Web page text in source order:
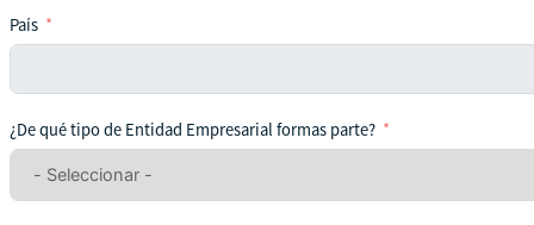
País
¿De qué tipo de Entidad Empresarial formas parte?